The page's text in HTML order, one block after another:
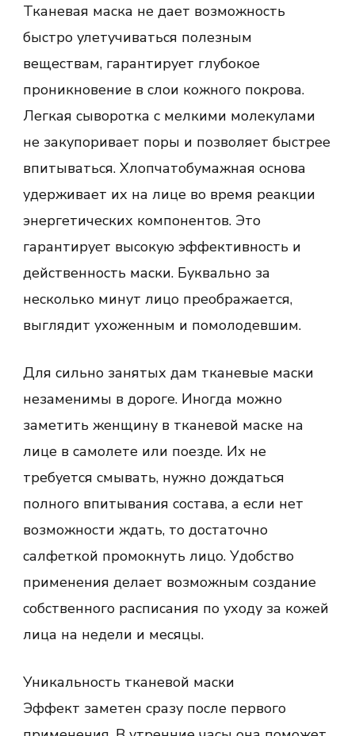
Тканевая маска не дает возможность
быстро улетучиваться полезным
веществам, гарантирует глубокое
проникновение в слои кожного покрова.
Легкая сыворотка с мелкими молекулами
не закупоривает поры и позволяет быстрее
впитываться. Хлопчатобумажная основа
удерживает их на лице во время реакции
энергетических компонентов. Это
гарантирует высокую эффективность и
действенность маски. Буквально за
несколько минут лицо преображается,
выглядит ухоженным и помолодевшим.
Для сильно занятых дам тканевые маски
незаменимы в дороге. Иногда можно
заметить женщину в тканевой маске на
лице в самолете или поезде. Их не
требуется смывать, нужно дождаться
полного впитывания состава, а если нет
возможности ждать, то достаточно
салфеткой промокнуть лицо. Удобство
применения делает возможным создание
собственного расписания по уходу за кожей
лица на недели и месяцы.
Уникальность тканевой маски
Эффект заметен сразу после первого